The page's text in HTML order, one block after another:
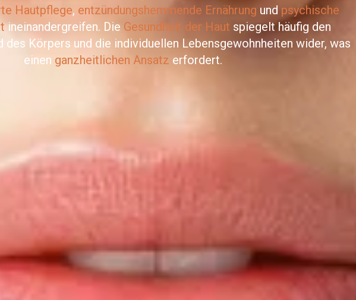
Hautpflege, entzündungshemmende Ernährung und psychische
ineinandergreifen. Die Gesundheit der Haut spiegelt häufig den
des Körpers und die individuellen Lebensgewohnheiten wider, was
einen ganzheitlichen Ansatz erfordert.